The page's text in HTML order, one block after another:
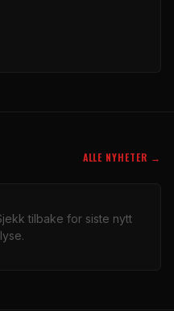
ALLE NYHETER →
tilbake for siste nytt